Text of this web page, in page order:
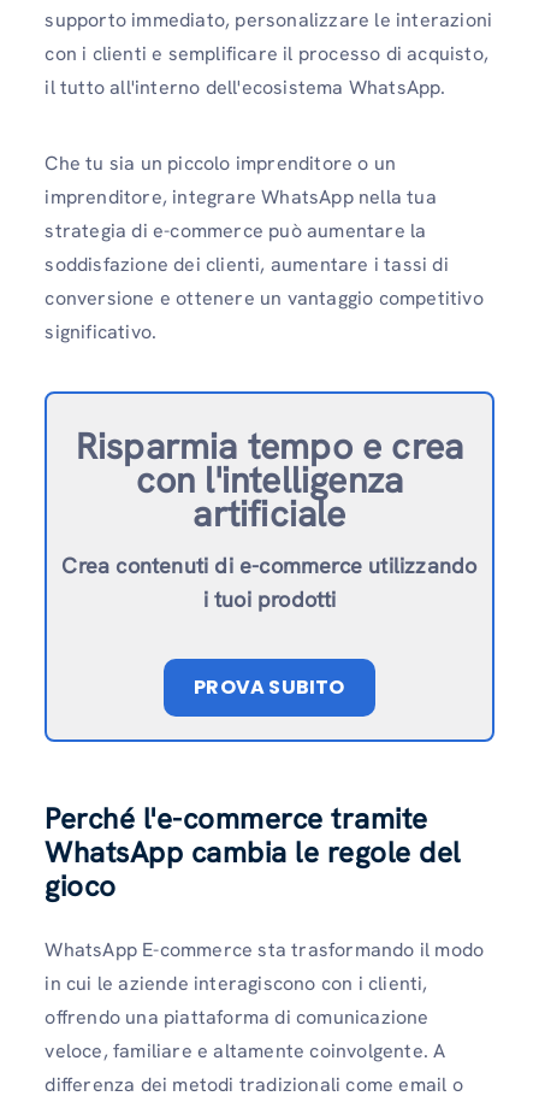
supporto immediato, personalizzare le interazioni
con i clienti e semplificare il processo di acquisto,
il tutto all'interno dell'ecosistema WhatsApp.
Che tu sia un piccolo imprenditore o un
imprenditore, integrare WhatsApp nella tua
strategia di e-commerce può aumentare la
soddisfazione dei clienti, aumentare i tassi di
conversione e ottenere un vantaggio competitivo
significativo.
Risparmia tempo e crea
con l'intelligenza
artificiale
Crea contenuti di e-commerce utilizzando
i tuoi prodotti
PROVA SUBITO
Perché l'e-commerce tramite
WhatsApp cambia le regole del
gioco
WhatsApp E-commerce sta trasformando il modo
in cui le aziende interagiscono con i clienti,
offrendo una piattaforma di comunicazione
veloce, familiare e altamente coinvolgente. A
differenza dei metodi tradizionali come email o